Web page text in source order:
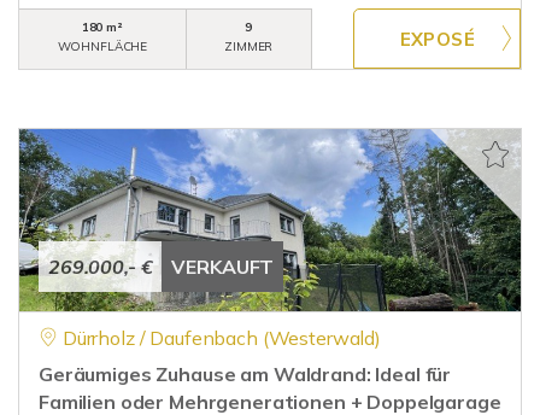
180 m²
WOHNFLÄCHE
9
ZIMMER
269.000,- € VERKAUFT
Dürrholz / Daufenbach (Westerwald)
Geräumiges Zuhause am Waldrand: Ideal für
Familien oder Mehrgenerationen + Doppelgarage